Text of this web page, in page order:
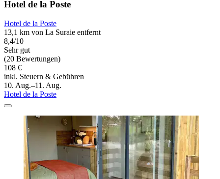
Hotel de la Poste
Hotel de la Poste
13,1 km von La Suraie entfernt
8,4/10
Sehr gut
(20 Bewertungen)
108 €
inkl. Steuern & Gebühren
10. Aug.–11. Aug.
Hotel de la Poste